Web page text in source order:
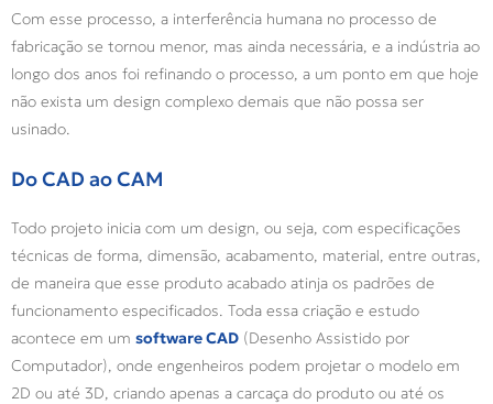
Com esse processo, a interferência humana no processo de
fabricação se tornou menor, mas ainda necessária, e a indústria ao
longo dos anos foi refinando o processo, a um ponto em que hoje
não exista um design complexo demais que não possa ser
usinado.
Do CAD ao CAM
Todo projeto inicia com um design, ou seja, com especificações
técnicas de forma, dimensão, acabamento, material, entre outras,
de maneira que esse produto acabado atinja os padrões de
funcionamento especificados. Toda essa criação e estudo
acontece em um software CAD (Desenho Assistido por
Computador), onde engenheiros podem projetar o modelo em
2D ou até 3D, criando apenas a carcaça do produto ou até os